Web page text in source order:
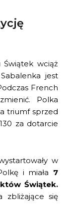
wciąż
jest
French
Polka
triumf sprzed
za dotarcie
w
i miała 7
Świątek.
zbliżające się